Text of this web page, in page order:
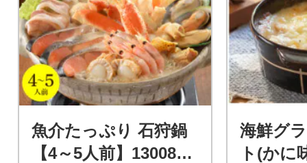
魚介たっぷり 石狩鍋
【4～5人前】1300890
海鮮グ
ト(かに